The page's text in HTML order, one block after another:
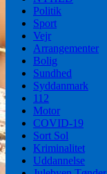
Politik
Sport
Vejr
Arrangementer
Bolig
Sundhed
Syddanmark
112
Motor
COVID-19
Sort Sol
Kriminalitet
Uddannelse